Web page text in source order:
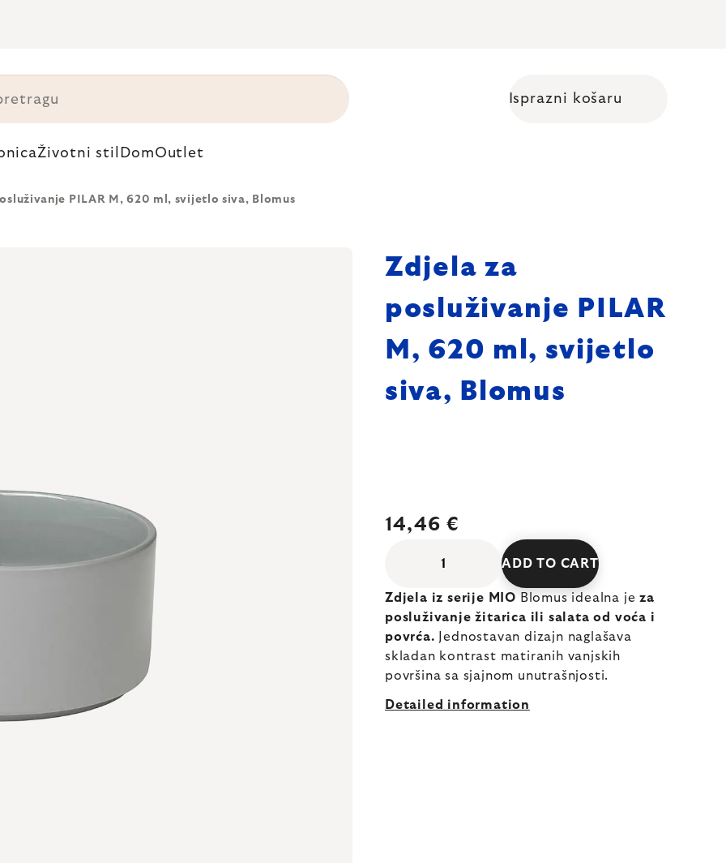
Isprazni košaru
Životni stil DomOutlet
PILAR M, 620 ml, svijetlo siva, Blomus
Zdjela za
posluživanje PILAR
M, 620 ml, svijetlo
siva, Blomus
14,46 €
ADD TO CART
Zdjela iz serije MIO Blomus idealna jeza
posluživanje žitarica ili salata od voća i
povrća. Jednostavan dizajn naglašava
skladan kontrast matiranih vanjskih
površina sa sjajnom unutrašnjosti.
Detailed information